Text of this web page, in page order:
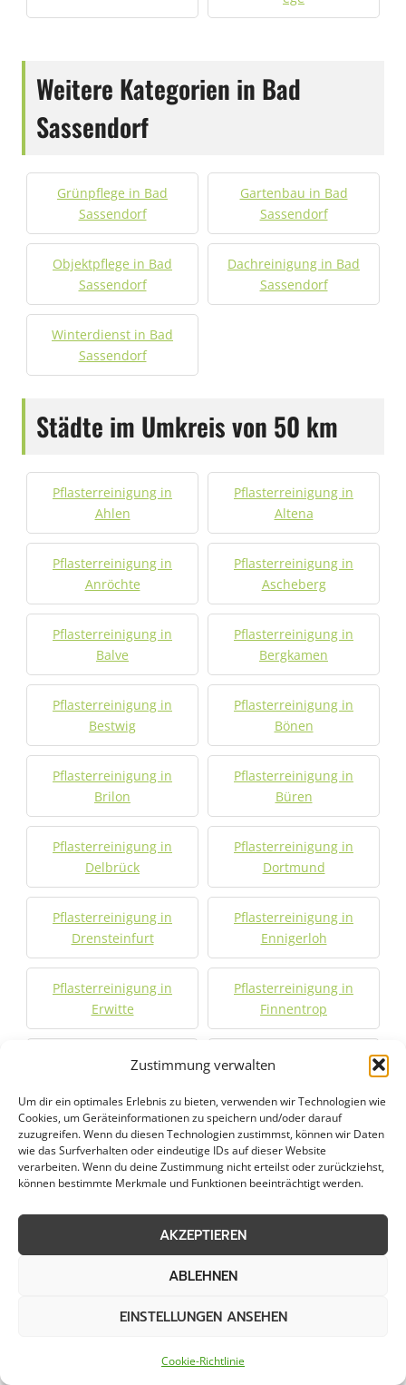
Zustimmung verwalten
Um dir ein optimales Erlebnis zu bieten, verwenden wir Technologien wie
Cookies, um Geräteinformationen zu speichern und/oder darauf
zuzugreifen. Wenn du diesen Technologien zustimmst, können wir Daten
wie das Surfverhalten oder eindeutige IDs auf dieser Website
verarbeiten. Wenn du deine Zustimmung nicht erteilst oder zurückziehst,
können bestimmte Merkmale und Funktionen beeinträchtigt werden.
AKZEPTIEREN
ABLEHNEN
EINSTELLUNGEN ANSEHEN
Cookie-Richtlinie
Weitere Kategorien in Bad
Sassendorf
Grünpflege in Bad
Sassendorf
Gartenbau in Bad
Sassendorf
Objektpflege in Bad
Sassendorf
Dachreinigung in Bad
Sassendorf
Winterdienst in Bad
Sassendorf
Städte im Umkreis von 50 km
Pflasterreinigung in
Ahlen
Pflasterreinigung in
Altena
Pflasterreinigung in
Anröchte
Pflasterreinigung in
Ascheberg
Pflasterreinigung in
Balve
Pflasterreinigung in
Bergkamen
Pflasterreinigung in
Bestwig
Pflasterreinigung in
Bönen
Pflasterreinigung in
Brilon
Pflasterreinigung in
Büren
Pflasterreinigung in
Delbrück
Pflasterreinigung in
Dortmund
Pflasterreinigung in
Drensteinfurt
Pflasterreinigung in
Ennigerloh
Pflasterreinigung in
Erwitte
Pflasterreinigung in
Finnentrop
Pflasterreinigung in
Pflasterreinigung in
Pflasterreinigung in
Gütersloh
Pflasterreinigung in
Harsewinkel
Pflasterreinigung in
Pflasterreinigung in